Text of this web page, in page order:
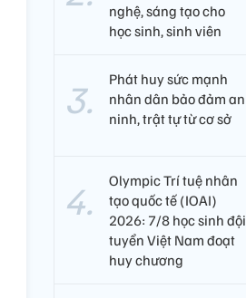
nghệ, sáng tạo cho
học sinh, sinh viên
Phát huy sức mạnh
nhân dân bảo đảm an
ninh, trật tự từ cơ sở
Olympic Trí tuệ nhân
tạo quốc tế (IOAI)
2026: 7/8 học sinh đội
tuyển Việt Nam đoạt
huy chương